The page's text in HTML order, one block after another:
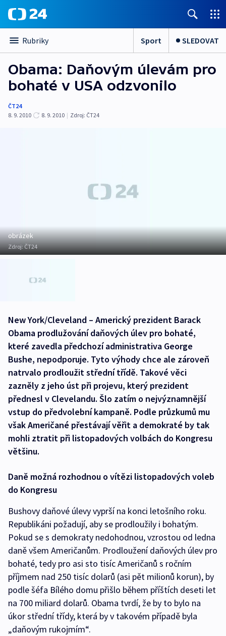
Rubriky Sport SLEDOVAT
Obama: Daňovým úlevám pro
bohaté v USA odzvonilo
ČT24
8. 9. 2010
8. 9. 2010 | Zdroj: ČT24
obrázek
Zdroj:ČT24
New York/Cleveland – Americký prezident Barack
Obama prodlužování daňových úlev pro bohaté,
které zavedla předchozí administrativa George
Bushe, nepodporuje. Tyto výhody chce ale zároveň
natrvalo prodloužit střední třídě. Takové věci
zazněly z jeho úst při projevu, který prezident
přednesl v Clevelandu. Šlo zatím o nejvýznamnější
vstup do předvolební kampaně. Podle průzkumů mu
však Američané přestávají věřit a demokraté by tak
mohli ztratit při listopadových volbách do Kongresu
většinu.
Daně možná rozhodnou o vítězi listopadových voleb
do Kongresu
Bushovy daňové úlevy vyprší na konci letošního roku.
Republikáni požadují, aby se prodloužily i bohatým.
Pokud se s demokraty nedohodnou, vzrostou od ledna
daně všem Američanům. Prodloužení daňových úlev pro
bohaté, tedy pro asi sto tisíc Američanů s ročním
příjmem nad 250 tisíc dolarů (asi pět milionů korun), by
podle šéfa Bílého domu přišlo během příštích deseti let
na 700 miliard dolarů. Obama tvrdí, že by to bylo na
úkor střední třídy, která by v takovém případě byla
„daňovým rukojmím“.